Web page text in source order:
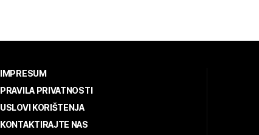
IMPRESUM
PRAVILA PRIVATNOSTI
USLOVI KORIŠTENJA
KONTAKTIRAJTE NAS